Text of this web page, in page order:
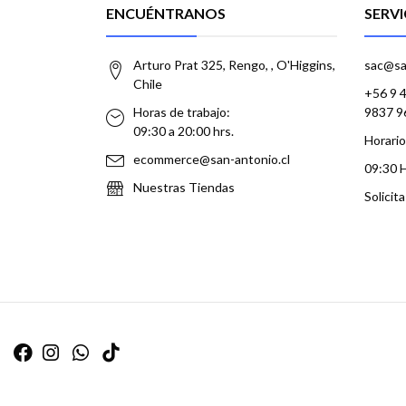
ENCUÉNTRANOS
Arturo Prat 325, Rengo, , O'Higgins,
Chile
Horas de trabajo:
09:30 a 20:00 hrs.
ecommerce@san-antonio.cl
Nuestras Tiendas
+56 9
9837
09:30